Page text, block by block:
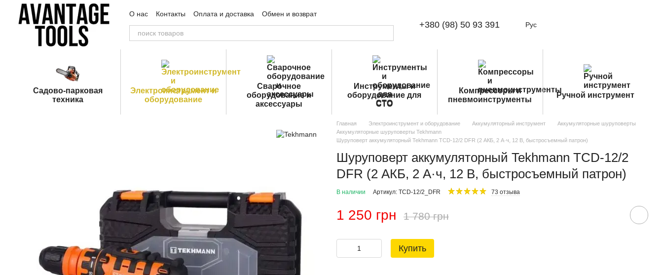
Перейти к основному контенту
О нас Контакты Оплата и доставка
Обмен и возврат
Пользовательское соглашение
Публичная оферта +380 (98) 50 93 391 Рус
Садово-парковая
техника
Электроинструмент и
оборудование
Сварочное
оборудование и
аксессуары
Инструменты и
оборудование для
СТО
Компрессоры и
пневмоинструменты
Ручной инструмент
Главная Электроинструмент и оборудование Аккумуляторный инструмент
Аккумуляторные шуруповерты
Аккумуляторные шуруповерты Tekhmann
Шуруповерт аккумуляторный Tekhmann TCD-12/2 DFR (2 АКБ, 2 А·ч, 12 В, быстросъемный патрон)
Шуруповерт аккумуляторный Tekhmann TCD-12/2
DFR (2 АКБ, 2 А·ч, 12 В, быстросъемный патрон)
В наличии Артикул: TCD-12/2_DFR 73 отзыва
1 250 грн 1 780 грн
Купить